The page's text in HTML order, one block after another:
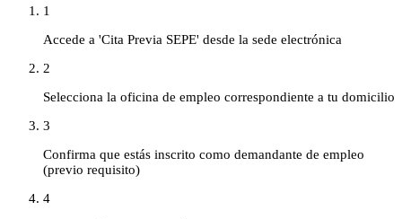
1
Accede a 'Cita Previa SEPE' desde la sede electrónica
2
Selecciona la oficina de empleo correspondiente a tu domicilio
3
Confirma que estás inscrito como demandante de empleo
(previo requisito)
4